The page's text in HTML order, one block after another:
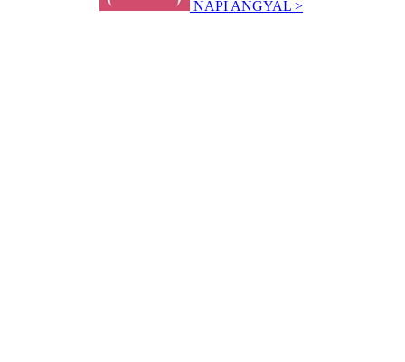
NAPI ANGYAL >